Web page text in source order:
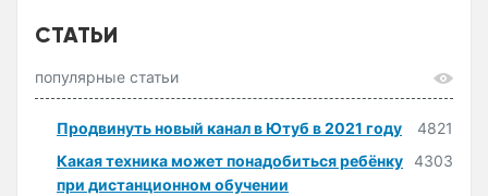
СТАТЬИ
популярные статьи
Продвинуть новый канал в Ютуб в 2021 году
4821
Какая техника может понадобиться ребёнку
при дистанционном обучении
4303